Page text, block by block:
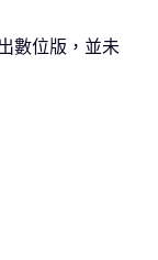
數位版，並未